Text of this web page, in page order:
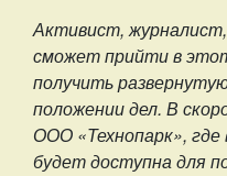
Активист,
сможет прийти в
получить
положении дел. В
ООО «Технопарк»,
будет доступна для